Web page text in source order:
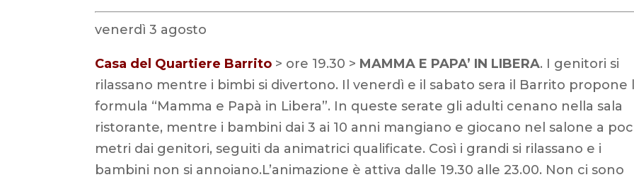
venerdì 3 agosto
Casa del Quartiere Barrito > ore 19.30 > MAMMA E PAPA’ IN LIBERA. I genitori si
rilassano mentre i bimbi si divertono. Il venerdì e il sabato sera il Barrito propone
formula “Mamma e Papà in Libera”. In queste serate gli adulti cenano nella sala
ristorante, mentre i bambini dai 3 ai 10 anni mangiano e giocano nel salone a
metri dai genitori, seguiti da animatrici qualificate. Così i grandi si rilassano e i
bambini non si annoiano.L’animazione è attiva dalle 19.30 alle 23.00. Non ci sono